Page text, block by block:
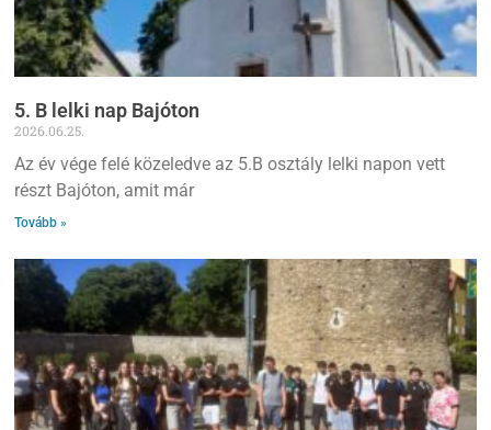
5. B lelki nap Bajóton
2026.06.25.
Az év vége felé közeledve az 5.B osztály lelki napon vett
részt Bajóton, amit már
Tovább »